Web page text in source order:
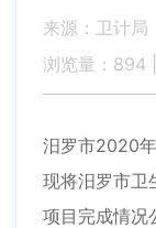
来源：卫计局
浏览量： 894
汨罗市2020
现将汨罗市卫
项目完成情况